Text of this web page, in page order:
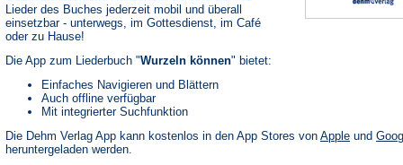
Lieder des Buches jederzeit mobil und überall
einsetzbar - unterwegs, im Gottesdienst, im Café
oder zu Hause!
Die App zum Liederbuch "Wurzeln können" bietet:
Einfaches Navigieren und Blättern
Auch offline verfügbar
Mit integrierter Suchfunktion
Die Dehm Verlag App kann kostenlos in den App Stores von Apple(Öffnet
und
heruntergeladen werden.